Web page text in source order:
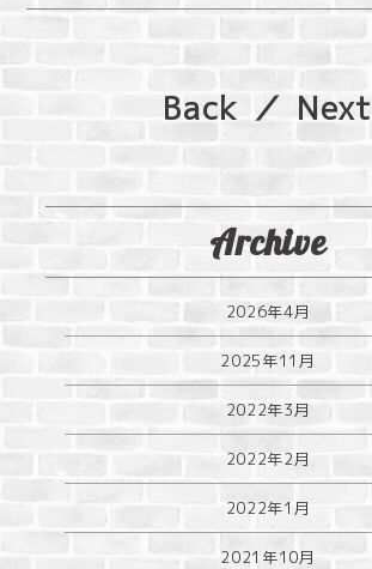
Back ／ Next
Archive
2026年4月
2025年11月
2022年3月
2022年2月
2022年1月
2021年10月